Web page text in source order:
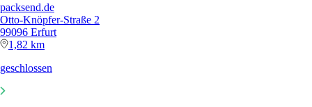
packsend.de
Otto-Knöpfer-Straße 2
99096 Erfurt
1,82 km
geschlossen